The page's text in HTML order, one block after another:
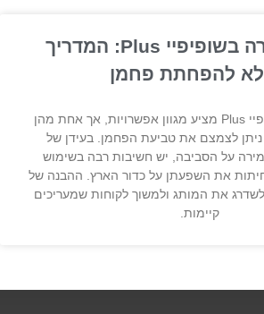
שילוח סחורה בשופיפיי Plus: המדריך
להפחתת פחמן
שילוח סחורה בשופיפיי Plus מציע מגוון אפשרויות, אך אחת מהן
לצמצם את טביעת הפחמן. בעידן של
על הסביבה, יש חשיבות רבה בשימוש
את השפעתן על כדור הארץ. ההבנה של
לשדרג את המותג ולמשוך לקוחות שמעריכים
קיימות.